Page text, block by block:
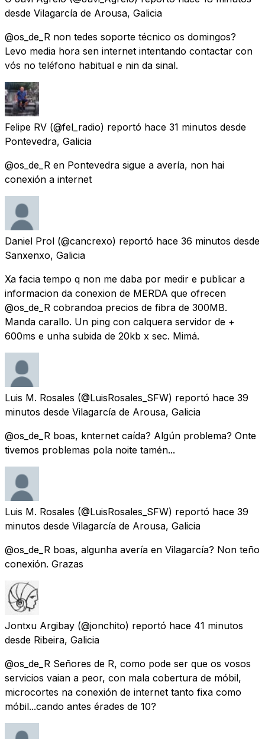
desde Vilagarcía de Arousa, Galicia
@os_de_R non tedes soporte técnico os domingos?
Levo media hora sen internet intentando contactar con
vós no teléfono habitual e nin da sinal.
Felipe RV (@fel_radio) reportó hace 31 minutos desde
Pontevedra, Galicia
@os_de_R en Pontevedra sigue a avería, non hai
conexión a internet
Daniel Prol (@cancrexo) reportó hace 36 minutos desde
Sanxenxo, Galicia
Xa facia tempo q non me daba por medir e publicar a
informacion da conexion de MERDA que ofrecen
@os_de_R cobrandoa precios de fibra de 300MB.
Manda carallo. Un ping con calquera servidor de +
600ms e unha subida de 20kb x sec. Mimá.
Luis M. Rosales (@LuisRosales_SFW) reportó hace 39
minutos desde Vilagarcía de Arousa, Galicia
@os_de_R boas, knternet caída? Algún problema? Onte
tivemos problemas pola noite tamén...
Luis M. Rosales (@LuisRosales_SFW) reportó hace 39
minutos desde Vilagarcía de Arousa, Galicia
@os_de_R boas, algunha avería en Vilagarcía? Non teño
conexión. Grazas
Jontxu Argibay (@jonchito) reportó hace 41 minutos
desde Ribeira, Galicia
@os_de_R Señores de R, como pode ser que os vosos
servicios vaian a peor, con mala cobertura de móbil,
microcortes na conexión de internet tanto fixa como
móbil...cando antes érades de 10?